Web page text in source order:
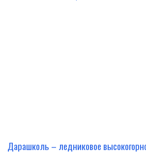
Дарашколь – ледниковое